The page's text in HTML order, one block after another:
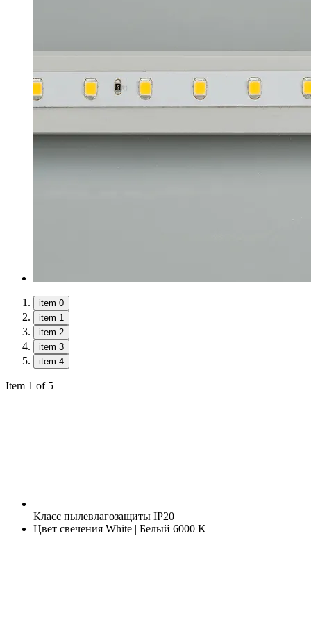
item 0
item 1
item 2
item 3
item 4
Item 1 of 5
Класс пылевлагозащиты IP20
Цвет свечения White | Белый 6000 K